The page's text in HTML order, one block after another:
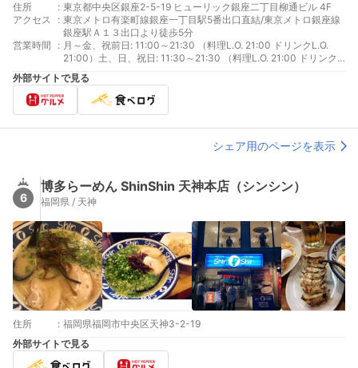
住所 : 東京都中央区銀座2-5-19 ヒューリック銀座二丁目柳通ビル 4F
アクセス
: 東京メトロ有楽町線銀座一丁目駅5番出口直結/東京メトロ銀座線
銀座駅Ａ１３出口より徒歩5分
営業時間
: 月～金、祝前日: 11:00～21:30 （料理L.O. 21:00 ドリンクL.O.
21:00）土、日、祝日: 11:30～21:30 （料理L.O. 21:00 ドリンク
L.O. 21:00）
外部サイトで見る
シェア用のページを表示
6
博多らーめん ShinShin 天神本店（シンシン）
福岡県 / 天神
住所 : 福岡県福岡市中央区天神3-2-19
外部サイトで見る